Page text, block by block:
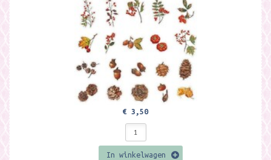
€ 3,50
In winkelwagen